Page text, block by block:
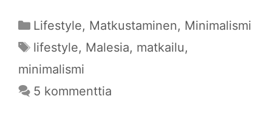
Kategoriat
Lifestyle, Matkustaminen, Minimalismi
Avainsanat
lifestyle, Malesia, matkailu,
minimalismi
5 kommenttia